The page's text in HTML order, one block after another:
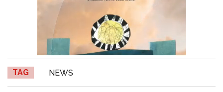
TAG NEWS